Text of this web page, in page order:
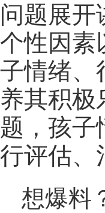
问题展开
个性因素
子情绪、
养其积极
题，孩子
行评估、
想爆料